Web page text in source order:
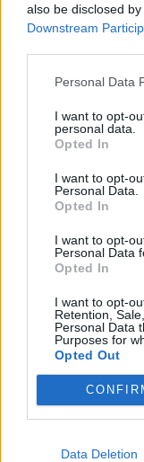
also be disclosed
Downstream
Personal Data
I want to opt-
personal data.
Opted In
I want to opt-
Personal Data.
Opted In
I want to opt-
Personal Data
Opted In
I want to opt-
Retention,
Personal Data
Purposes for
Opted Out
Data Deletion
A propos
médecine.
expertise
de vie sain,
nombreuses
des solutions de
Grâce à cette
engagée, Nathalie
accessibles,
dans les enjeux
habitudes plus